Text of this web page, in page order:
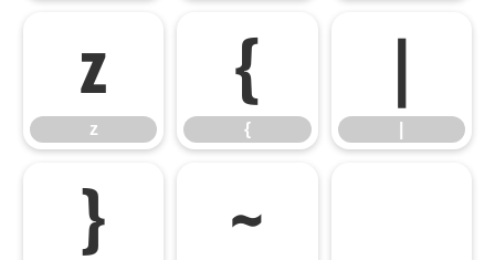
z
z
{
{
} ~